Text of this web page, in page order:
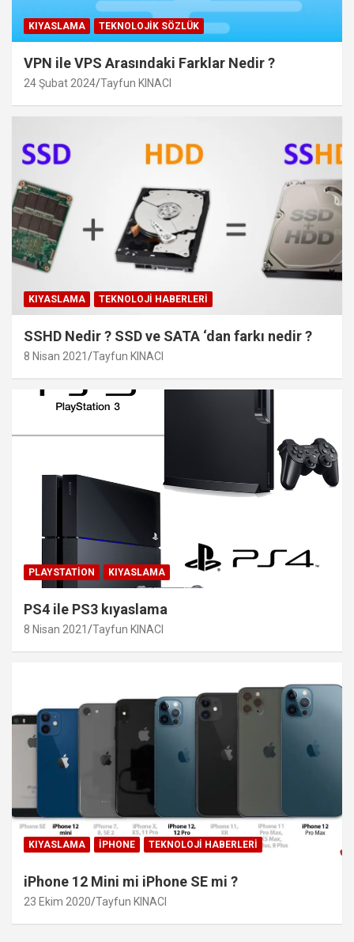
KIYASLAMA TEKNOLOJIK SÖZLÜK
VPN ile VPS Arasındaki Farklar Nedir ?
24 Şubat 2024 Tayfun KINACI
KIYASLAMA TEKNOLOJI HABERLERI
SSHD Nedir ? SSD ve SATA ‘dan farkı nedir ?
8 Nisan 2021 Tayfun KINACI
PLAYSTATION KIYASLAMA
PS4 ile PS3 kıyaslama
8 Nisan 2021 Tayfun KINACI
KIYASLAMA IPHONE TEKNOLOJI HABERLERI
iPhone 12 Mini mi iPhone SE mi ?
23 Ekim 2020 Tayfun KINACI